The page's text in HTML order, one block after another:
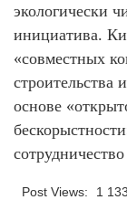
экологически
инициатива.
«совместных
строительства
основе
Post Views: 1 133